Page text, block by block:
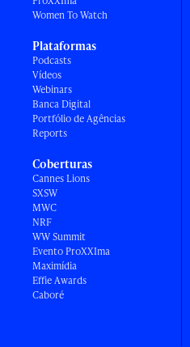
Women To Watch
Plataformas
Podcasts
Vídeos
Webinars
Banca Digital
Portfólio de Agências
Reports
Coberturas
Cannes Lions
SXSW
MWC
NRF
WW Summit
Evento ProXXIma
Maximídia
Effie Awards
Caboré